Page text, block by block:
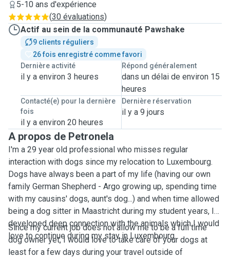
5-10 ans d'expérience
(30 évaluations)
Actif au sein de la communauté Pawshake
9 clients réguliers
26 fois enregistré comme favori
Dernière activité
il y a environ 3 heures
Répond généralement
dans un délai de environ 15
heures
Contacté(e) pour la dernière
fois
il y a environ 20 heures
Dernière réservation
il y a 9 jours
A propos de Petronela
I'm a 29 year old professional who misses regular
interaction with dogs since my relocation to Luxembourg.
Dogs have always been a part of my life (having our own
family German Shepherd - Argo growing up, spending time
with my causins' dogs, aunt's dog...) and when time allowed
being a dog sitter in Maastricht during my student years, I
developed deep connection with the animals which I would
love to continue during my stay in Luxembourg.
Since my current job does not allow me to be a full time
dog owner yet, I would love to take care of your dogs at
least for a few days during your travel outside of